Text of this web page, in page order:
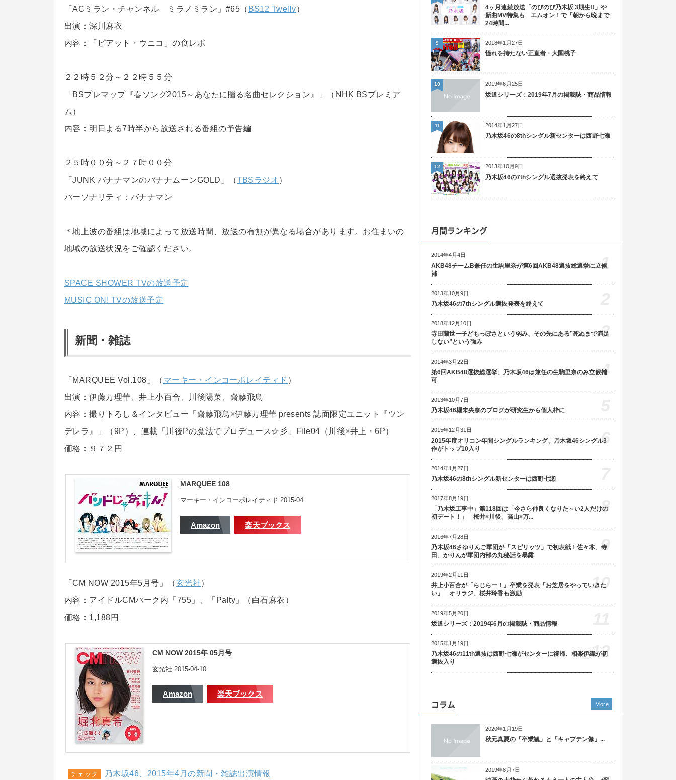
「ACミラン・チャンネル ミラノミラン」#65（ BS12 Twellv）
出演：深川麻衣
内容：「ピアット・ウニコ」の食レポ
２２時５２分～２２時５５分
「BSプレマップ『春ソング2015～あなたに贈る名曲セレクション』」（NHK BSプレミア
ム）
内容：明日よる7時半から放送される番組の予告編
２５時００分～２７時００分
「JUNK バナナマンのバナナムーンGOLD」（TBSラジオ ）
パーソナリティ：バナナマン
＊地上波の番組は地域によって放送時間、放送の有無が異なる場合があります。お住まいの
地域の放送状況をご確認ください。
SPACE SHOWER TVの放送予定
MUSIC ON! TVの放送予定
新聞・雑誌
「MARQUEE Vol.108」（ マーキー・インコーポレイティド ）
出演：伊藤万理華、井上小百合、川後陽菜、齋藤飛鳥
内容：撮り下ろし＆インタビュー「齋藤飛鳥×伊藤万理華 presents 誌面限定ユニット『ツン
デレラ』」（9P）、連載「川後Pの魔法でプロデュース☆彡」File04（川後×井上・6P）
価格：９７２円
MARQUEE 108
マーキー・インコーポレイティド 2015-04
Amazon 楽天ブックス
「CM NOW 2015年5月号」（玄光社）
内容：アイドルCMパーク内「755」、「Palty」（白石麻衣）
価格：1,188円
CM NOW 2015年 05月号
玄光社 2015-04-10
Amazon 楽天ブックス
チェック 乃木坂46、2015年4月の新聞・雑誌出演情報
4ヶ月連続放送「のびのび乃木坂 3期生!!」や
新曲MV特集も エムオン！で「朝から晩まで
24時間...
2018年1月27日
憧れを持たない正直者・大園桃子
9
2019年6月25日
坂道シリーズ：2019年7月の掲載誌・商品情報
10
2014年1月27日
乃木坂46の8thシングル新センターは西野七瀬
11
2013年10月9日
乃木坂46の7thシングル選抜発表を終えて
12
月間ランキング
2014年4月4日
AKB48チームB兼任の生駒里奈が第6回AKB48選抜総選挙に立候
補
1
2013年10月9日
乃木坂46の7thシングル選抜発表を終えて
2018年12月10日
寺田蘭世ー子どもっぽさという弱み、その先にある”死ぬまで満足
しない”という強み
3
2014年3月22日
第6回AKB48選抜総選挙、乃木坂46は兼任の生駒里奈のみ立候補
可
4
2013年10月7日
乃木坂46堀未央奈のブログが研究生から個人枠に
2015年12月31日
2015年度オリコン年間シングルランキング、乃木坂46シングル3
作がトップ10入り
6
2014年1月27日
乃木坂46の8thシングル新センターは西野七瀬
2017年8月19日
「乃木坂工事中」第118回は「今さら仲良くなりた～い2人だけの
初デート！」 桜井×川後、高山×万...
8
2016年7月28日
乃木坂46さゆりんご軍団が「スピリッツ」で初表紙！佐々木、寺
田、かりんが軍団内部の丸秘話を暴露
9
2019年2月11日
井上小百合が「らじらー！」卒業を発表「お芝居をやっていきた
い」 オリラジ、桜井玲香も激励
10
2019年5月20日
坂道シリーズ：2019年6月の掲載誌・商品情報
2015年1月19日
乃木坂46の11th選抜は西野七瀬がセンターに復帰、相楽伊織が初
選抜入り
12
コラム
2020年1月19日
秋元真夏の「卒業観」と「キャプテン像」...
2019年8月7日
More